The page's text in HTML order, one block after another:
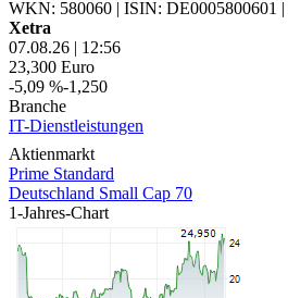
WKN: 580060 | ISIN: DE0005800601 |
Xetra
07.08.26 | 12:56
23,300 Euro
-5,09 %-1,250
Branche
IT-Dienstleistungen
Aktienmarkt
Prime Standard
Deutschland Small Cap 70
1-Jahres-Chart